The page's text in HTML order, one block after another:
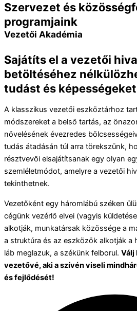
Szervezet és
programjaink
Vezetői Akadémia
Sajátíts el a vezetői
betöltéséhez
tudást és
A klasszikus vezetői eszköztárhoz
módszereket a belső tartás, az
növelésének évezredes
tudás átadásán túl arra törekszünk,
résztvevői elsajátítsanak egy olyan
szemléletmódot, amelyre a vezetői
tekinthetnek.
Vezetőként egy háromlábú széken
cégünk vezérlő elvei (vagyis
alkotják, munkatársak közössége a
a struktúra és az eszközök alkotják a
láb meglazuk, a székünk felborul. Válj
vezetővé, aki a szívén viseli
és fejlődését!